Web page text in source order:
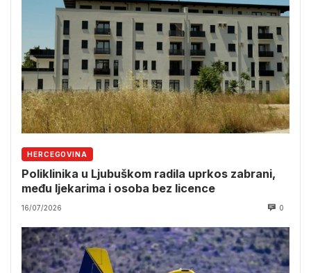
HERCEGOVINA
Poliklinika u Ljubuškom radila uprkos zabrani,
među ljekarima i osoba bez licence
16/07/2026 0